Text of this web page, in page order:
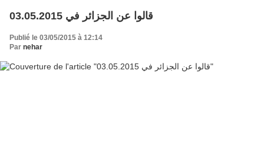
قالوا عن الجزائر في 03.05.2015
Publié le 03/05/2015 à 12:14
Par nehar